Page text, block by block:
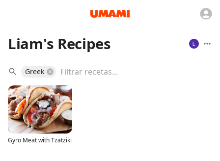
Liam's Recipes
Greek
Gyro Meat with Tzatziki